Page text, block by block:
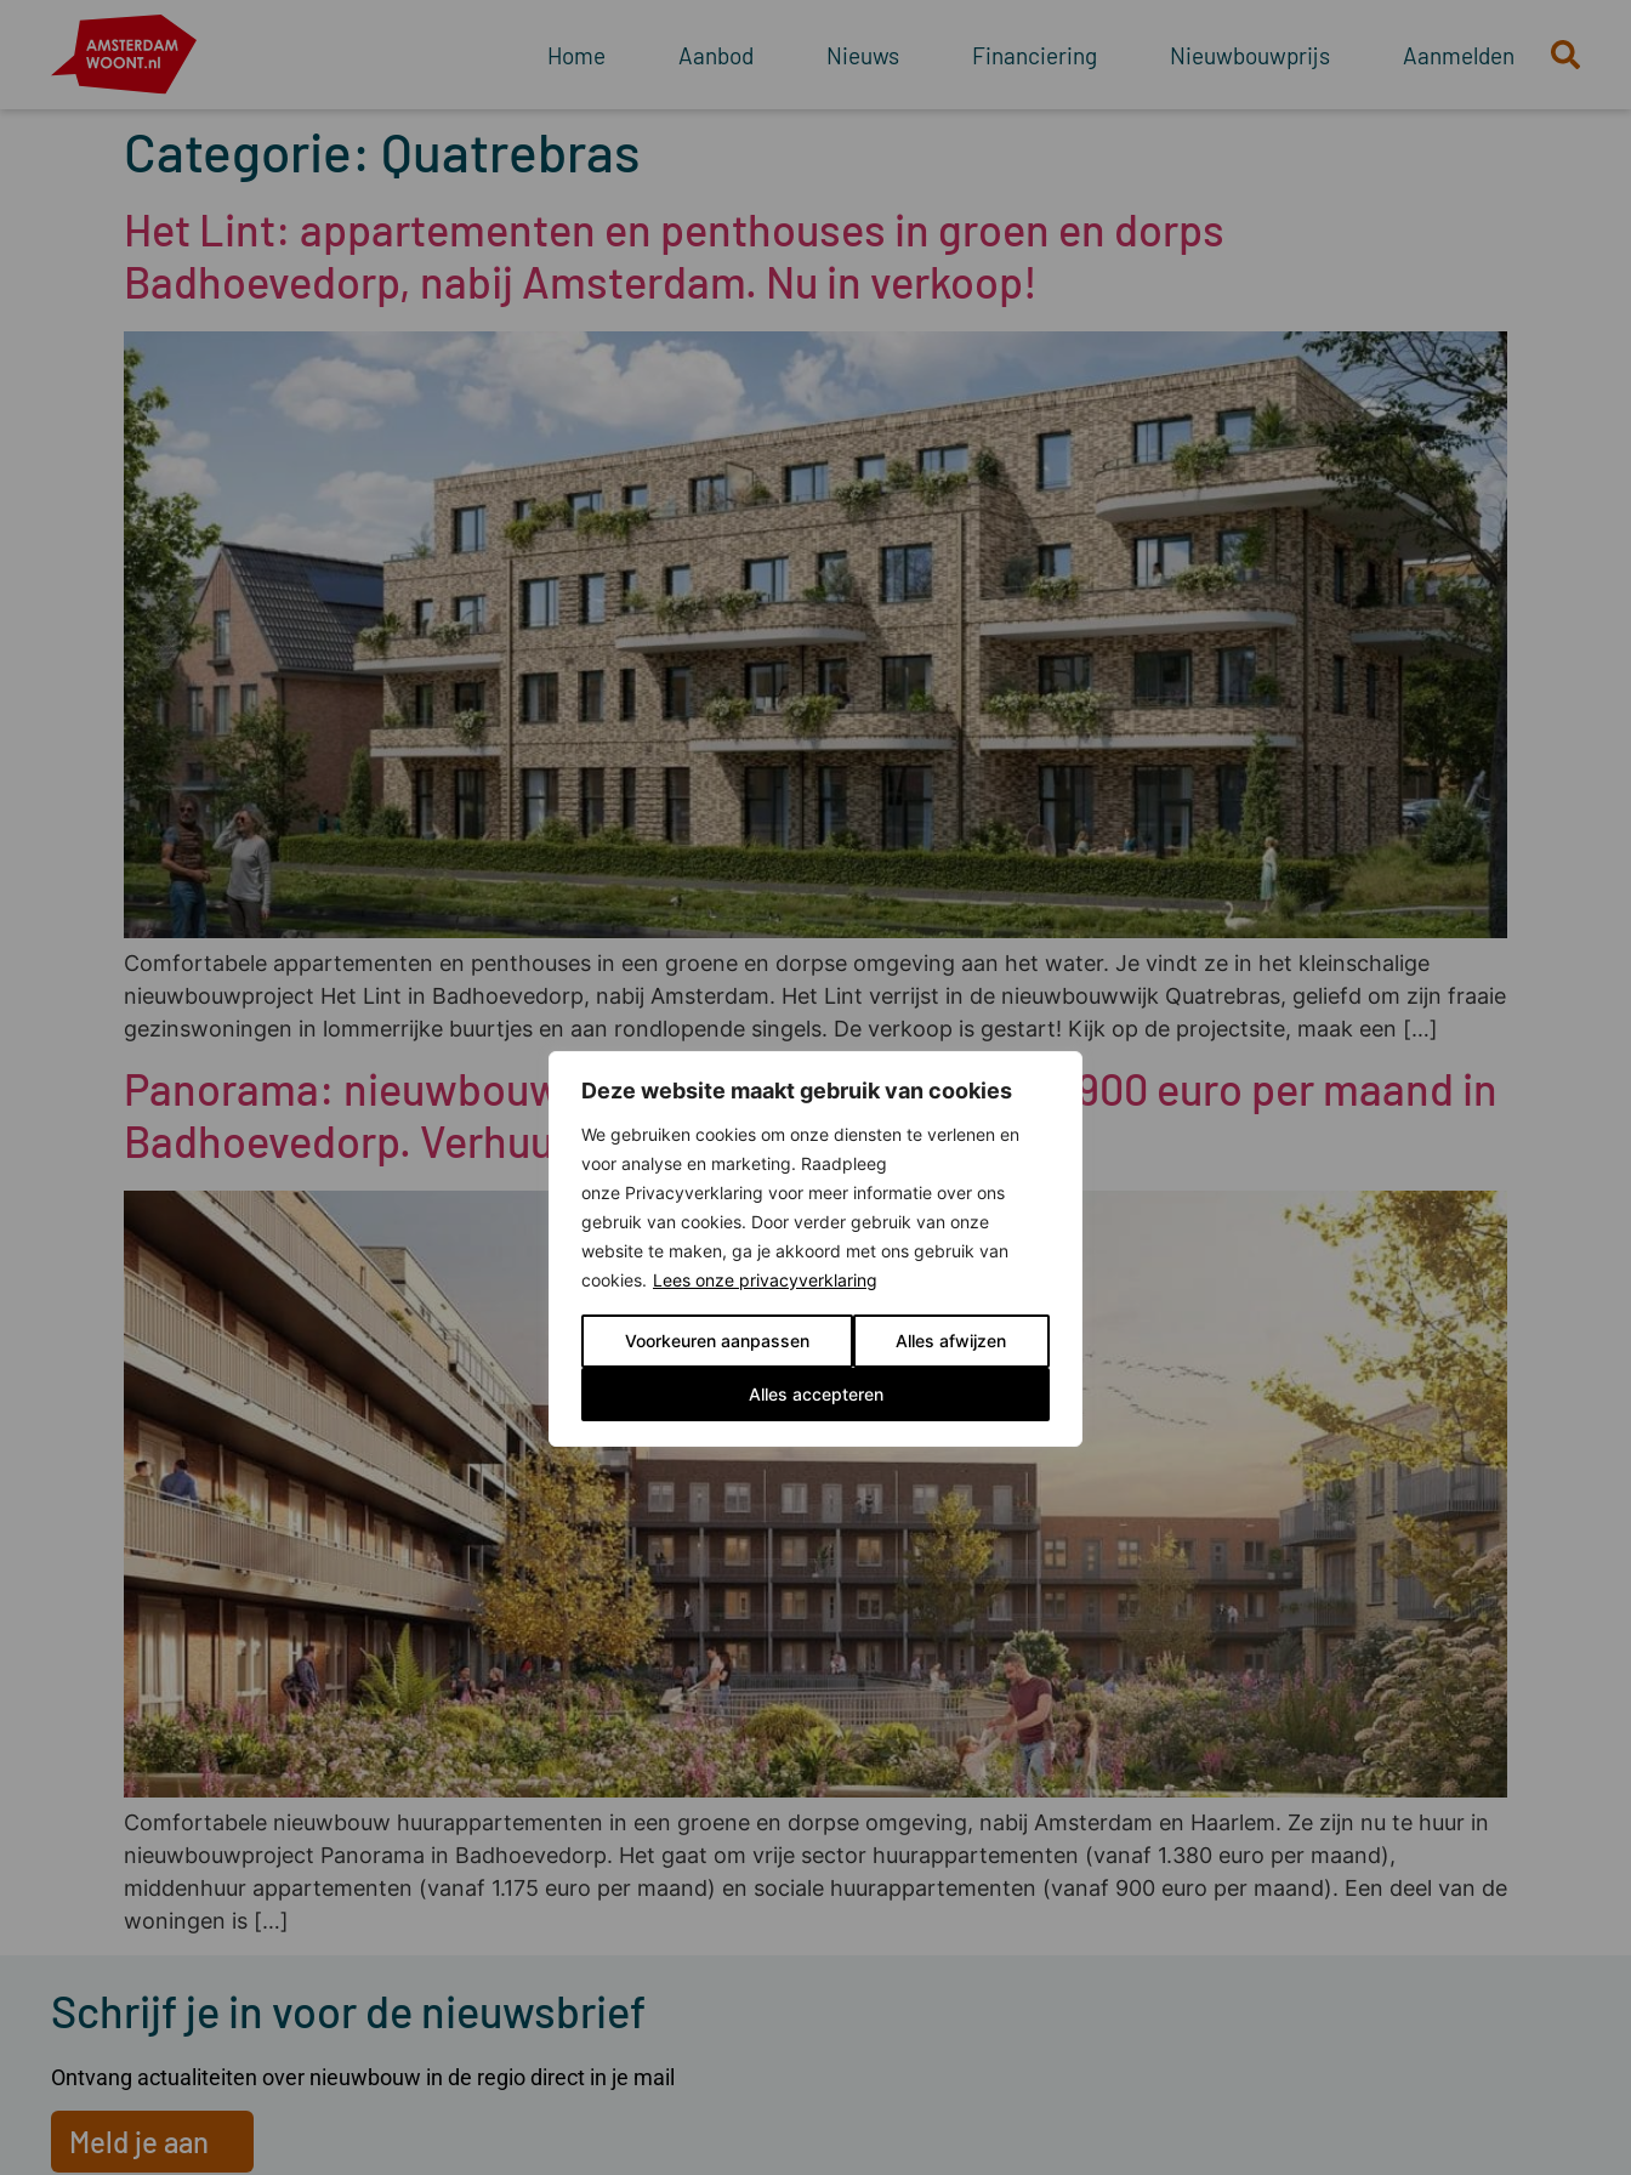
Deze website maakt gebruik van cookies
We gebruiken cookies om onze diensten te verlenen en
voor analyse en marketing. Raadpleeg
onze Privacyverklaring voor meer informatie over ons
gebruik van cookies. Door verder gebruik van onze
website te maken, ga je akkoord met ons gebruik van
cookies. Lees onze privacyverklaring
Voorkeuren aanpassen Alles afwijzen
Alles accepteren
Home Aanbod Nieuws Financiering Nieuwbouwprijs Aanmelden
Categorie: Quatrebras
Het Lint: appartementen en penthouses in groen en dorps
Badhoevedorp, nabij Amsterdam. Nu in verkoop!
Comfortabele appartementen en penthouses in een groene en dorpse omgeving aan het water. Je vindt ze in het kleinschalige
nieuwbouwproject Het Lint in Badhoevedorp, nabij Amsterdam. Het Lint verrijst in de nieuwbouwwijk Quatrebras, geliefd om zijn fraaie
gezinswoningen in lommerrijke buurtjes en aan rondlopende singels. De verkoop is gestart! Kijk op de projectsite, maak een […]
Panorama: nieuwbouw huurappartementen vanaf 900 euro per maand in
Badhoevedorp. Verhuur gestart!
Comfortabele nieuwbouw huurappartementen in een groene en dorpse omgeving, nabij Amsterdam en Haarlem. Ze zijn nu te huur in
nieuwbouwproject Panorama in Badhoevedorp. Het gaat om vrije sector huurappartementen (vanaf 1.380 euro per maand),
middenhuur appartementen (vanaf 1.175 euro per maand) en sociale huurappartementen (vanaf 900 euro per maand). Een deel van de
woningen is […]
Schrijf je in voor de nieuwsbrief
Ontvang actualiteiten over nieuwbouw in de regio direct in je mail
Meld je aan